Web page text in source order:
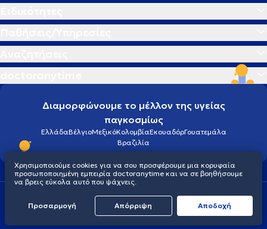
Διαμορφώνουμε το μέλλον της υγείας
παγκοσμίως
ΕλλάδαΒέλγιοΜεξικόΚολομβίαΕκουαδόρΓουατεμάλα
Βραζιλία
Πολιτική προστασίας προσωπικού απορρήτου
© 2026 doctoranytime
Χρησιμοποιούμε cookies για να σου προσφέρουμε μια κορυφαία
προσωποποιημένη εμπειρία doctoranytime και να σε βοηθήσουμε
να βρεις εύκολα αυτό που ψάχνεις.
Προσαρμογή Απόρριψη Aποδοχή